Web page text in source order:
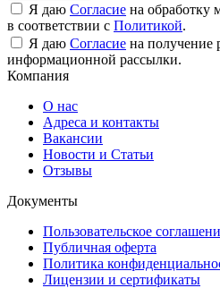
Я даю Согласие на обработку
в соответствии с Политикой.
Я даю Согласие на получение
информационной рассылки.
Компания
О нас
Адреса и контакты
Вакансии
Новости и Статьи
Отзывы
Документы
Пользовательское
Публичная оферта
Политика
Лицензии и сертификаты